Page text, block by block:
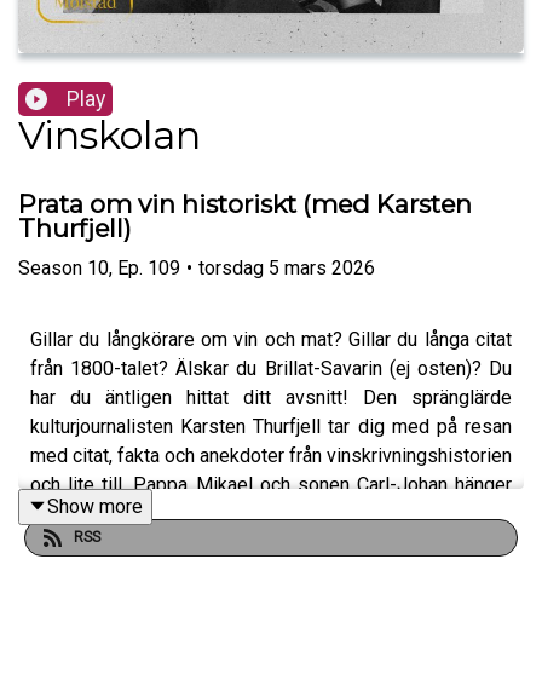
Play
Vinskolan
Prata om vin historiskt (med Karsten
Thurfjell)
Season 10, Ep. 109 • torsdag 5 mars 2026
Gillar du långkörare om vin och mat? Gillar du långa citat
från 1800-talet? Älskar du Brillat-Savarin (ej osten)? Du
har du äntligen hittat ditt avsnitt! Den spränglärde
kulturjournalisten Karsten Thurfjell tar dig med på resan
med citat, fakta och anekdoter från vinskrivningshistorien
och lite till. Pappa Mikael och sonen Carl-Johan hänger
med så gott det går längs den vindlade stigen från då till
nu. Häng på.
Show more
RSS